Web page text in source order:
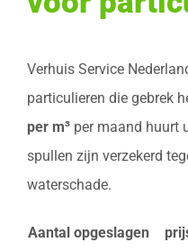
Verhuis Service
particulieren die gebrek
per m³ per maand huurt
spullen zijn verzekerd
waterschade.
Aantal opgeslagen